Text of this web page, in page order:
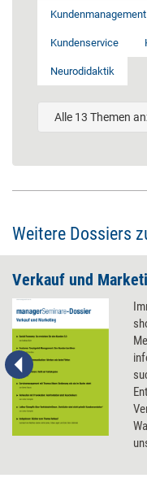
Kundenmanagement
Kundenservice
Neurodidaktik
Alle 13 Themen
Weitere Dossiers
Verkauf und
-